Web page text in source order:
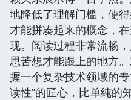
地降低了理解门槛，使
才能拼凑起来的概念，
现。阅读过程非常流畅
思苦想才能跟上的地方
握一个复杂技术领域的
读性”的匠心，比单纯的